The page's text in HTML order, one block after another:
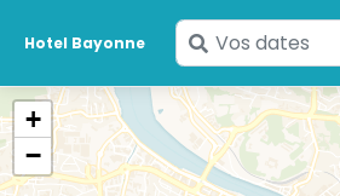
Hotel Bayonne
Saisissez
vos
dates
+
−